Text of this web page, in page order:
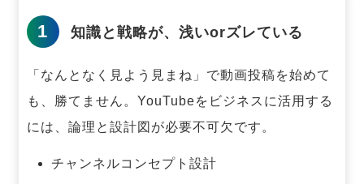
1 知識と戦略が、浅いorズレている
「なんとなく見よう見まね」で動画投稿を始めて
も、勝てません。 YouTubeをビジネスに活用する
には、論理と設計図が必要不可欠です。
チャンネルコンセプト設計